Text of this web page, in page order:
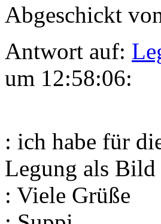
Abgeschickt
Antwort auf:
um 12:58:06:
: ich habe für
Legung als
: Viele Grüße